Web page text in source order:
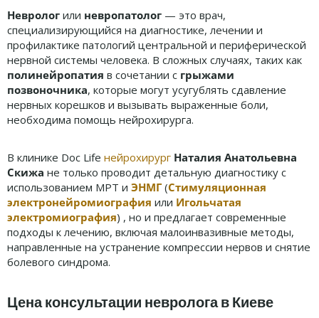
Невролог или невропатолог — это врач,
специализирующийся на диагностике, лечении и
профилактике патологий центральной и периферической
нервной системы человека. В сложных случаях, таких как
полинейропатия в сочетании с грыжами
позвоночника, которые могут усугублять сдавление
нервных корешков и вызывать выраженные боли,
необходима помощь нейрохирурга.
В клинике Doc Life нейрохирург Наталия Анатольевна
Скижа не только проводит детальную диагностику с
использованием МРТ и ЭНМГ(Стимуляционная
электронейромиография или Игольчатая
электромиография) , но и предлагает современные
подходы к лечению, включая малоинвазивные методы,
направленные на устранение компрессии нервов и снятие
болевого синдрома.
Цена консультации невролога в Киеве